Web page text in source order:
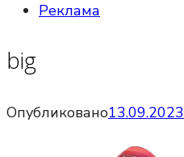
Реклама
big
Опубликовано13.09.2023